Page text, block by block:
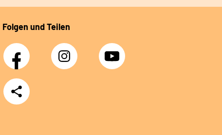
Folgen und Teilen
Facebook Instagram YouTube
Teilen